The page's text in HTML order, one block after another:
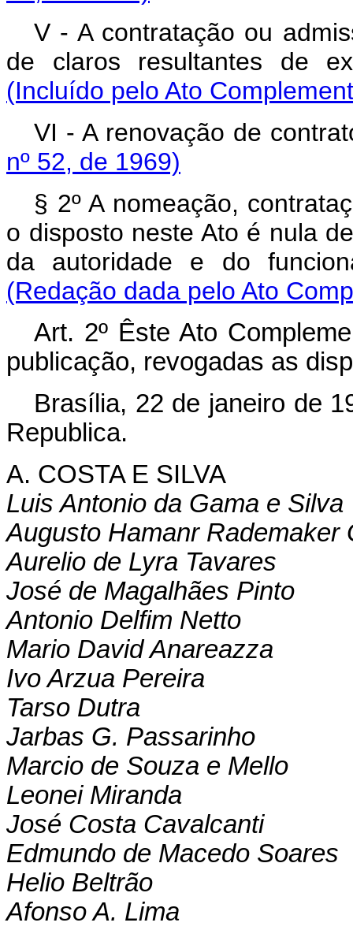
V ‑ A contratação ou
de claros resultantes de
(Incluído pelo Ato
VI ‑ A renovação de
nº 52, de 1969)
§ 2º A nomeação,
o disposto neste Ato é nula
da autoridade e do
(Redação dada pelo Ato
Art. 2º Êste Ato
publicação, revogadas as
Brasília, 22 de janeiro de
Republica.
A. COSTA E SILVA
Luis Antonio da Gama e Silva
Augusto Hamanr Rademaker
Aurelio de Lyra Tavares
José de Magalhães Pinto
Antonio Delfim Netto
Mario David Anareazza
Ivo Arzua Pereira
Tarso Dutra
Jarbas G. Passarinho
Marcio de Souza e Mello
Leonei Miranda
José Costa Cavalcanti
Edmundo de Macedo Soares
Helio Beltrão
Afonso A. Lima